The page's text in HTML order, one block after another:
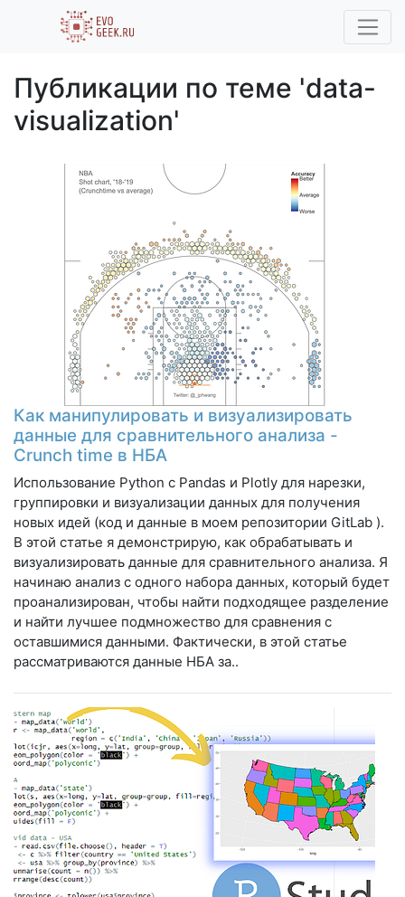
Публикации по теме 'data-
visualization'
Как манипулировать и визуализировать
данные для сравнительного анализа -
Crunch time в НБА
Использование Python с Pandas и Plotly для нарезки,
группировки и визуализации данных для получения
новых идей (код и данные в моем репозитории GitLab ).
В этой статье я демонстрирую, как обрабатывать и
визуализировать данные для сравнительного анализа. Я
начинаю анализ с одного набора данных, который будет
проанализирован, чтобы найти подходящее разделение
и найти лучшее подмножество для сравнения с
оставшимися данными. Фактически, в этой статье
рассматриваются данные НБА за..